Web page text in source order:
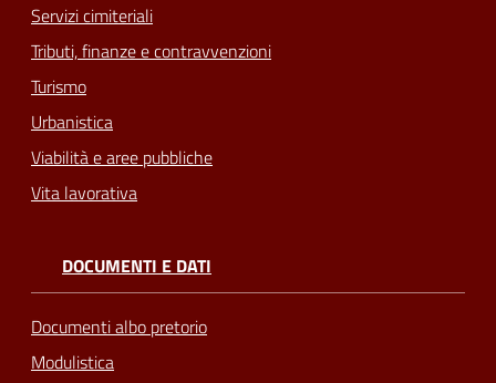
Servizi cimiteriali
Tributi, finanze e contravvenzioni
Turismo
Urbanistica
Viabilità e aree pubbliche
Vita lavorativa
DOCUMENTI E DATI
Documenti albo pretorio
Modulistica